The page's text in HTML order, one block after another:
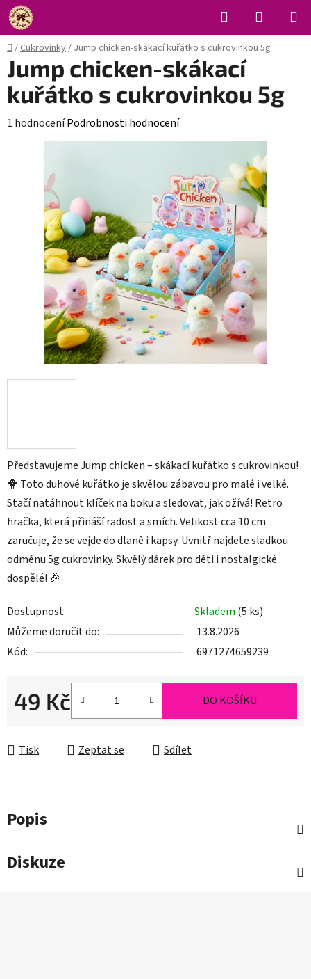
Přejít
na
obsah
Hledat
KOŠÍK
Domů
/Cukrovinky/ Jump chicken-skákací kuřátko s cukrovinkou 5g
Představujeme Jump chicken – skákací kuřátko s cukrovinkou!
🐥 Toto duhové kuřátko je skvělou zábavou pro malé i velké.
Stačí natáhnout klíček na boku a sledovat, jak ožívá! Retro
hračka, která přináší radost a smích. Velikost cca 10 cm
zaručuje, že se vejde do dlaně i kapsy. Uvnitř najdete sladkou
odměnu 5g cukrovinky. Skvělý dárek pro děti i nostalgické
dospělé! 🎉
Dostupnost Skladem (5 ks)
Můžeme doručit do:
13.8.2026
Kód:
6971274659239
49 Kč DO KOŠÍKU
Tisk Zeptat se Sdílet
Jump chicken-skákací
kuřátko s cukrovinkou 5g
Průměrné
hodnocení
hvězdiček.
1 hodnoceníPodrobnosti hodnocení
Popis
Diskuze